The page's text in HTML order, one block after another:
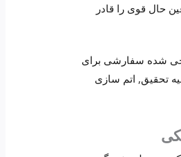
حال قوی را قادر
شده سفارشی برای
تحقیق, اتم سازی